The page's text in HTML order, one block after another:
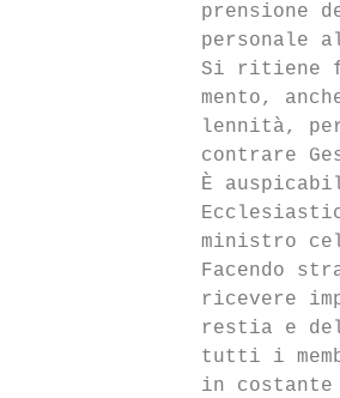
prensione
personale
Si ritiene
mento,
lennità,
contrare
È
ministro
Facendo
ricevere
restia e
tutti i
in costante